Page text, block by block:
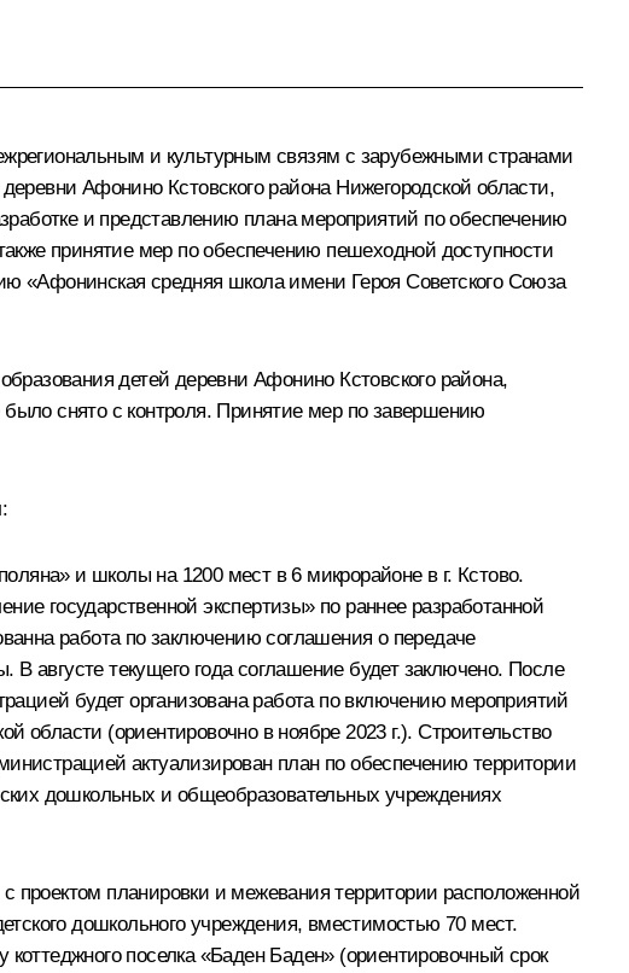
и культурным связям с зарубежными странами
Афонино Кстовского района Нижегородской области,
и представлению плана мероприятий по обеспечению
принятие мер по обеспечению пешеходной доступности
«Афонинская средняя школа имени Героя Советского Союза
детей деревни Афонино Кстовского района,
снято с контроля. Принятие мер по завершению
и школы на 1200 мест в 6 микрорайоне в г. Кстово.
государственной экспертизы» по раннее разработанной
работа по заключению соглашения о передаче
августе текущего года соглашение будет заключено. После
будет организована работа по включению мероприятий
области (ориентировочно в ноябре 2023 г.). Строительство
актуализирован план по обеспечению территории
дошкольных и общеобразовательных учреждениях
проектом планировки и межевания территории расположенной
дошкольного учреждения, вместимостью 70 мест.
поселка «Баден Баден» (ориентировочный срок